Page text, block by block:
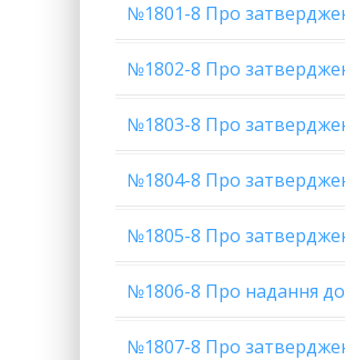
№1801-8 Про
№1802-8 Про
№1803-8 Про
№1804-8 Про
№1805-8 Про
№1806-8 Про надання
№1807-8 Про